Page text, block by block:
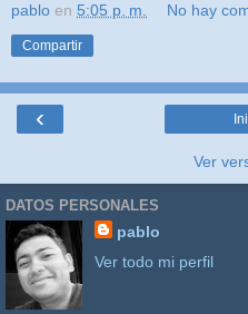
pablo en 5:05 p. m. No hay
Compartir
‹
Ver
DATOS PERSONALES
pablo
Ver todo mi perfil